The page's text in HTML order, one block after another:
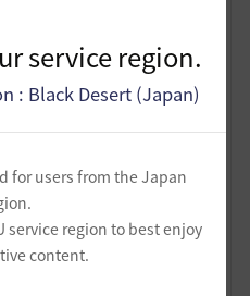
service region.
: Black Desert (Japan)
for users from the Japan
service region to best enjoy
content.